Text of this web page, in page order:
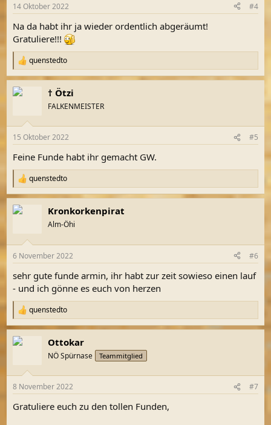
e
:
14 Oktober 2022 #4
Na da habt ihr ja wieder ordentlich abgeräumt!
Gratuliere!!!
R
e
a
k
e
:
quenstedto
† Ötzi
FALKENMEISTER
15 Oktober 2022 #5
Feine Funde habt ihr gemacht GW.
R
e
a
k
e
:
quenstedto
Kronkorkenpirat
Alm-Öhi
6 November 2022 #6
sehr gute funde armin, ihr habt zur zeit sowieso einen lauf
- und ich gönne es euch von herzen
R
e
a
k
e
:
quenstedto
Ottokar
NÖ Spürnase Teammitglied
8 November 2022 #7
Gratuliere euch zu den tollen Funden,